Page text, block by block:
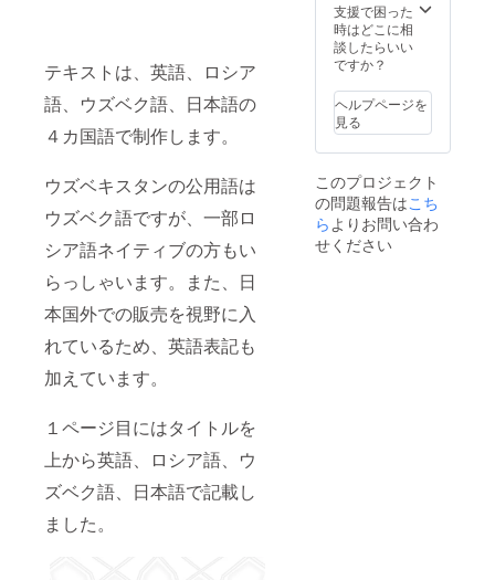
テキストは、英語、ロシア
語、ウズベク語、日本語の
４カ国語で制作します。
ウズベキスタンの公用語は
ウズベク語ですが、一部ロ
シア語ネイティブの方もい
らっしゃいます。また、日
本国外での販売を視野に入
れているため、英語表記も
加えています。
１ページ目にはタイトルを
上から英語、ロシア語、ウ
ズベク語、日本語で記載し
ました。
支援で困った
時はどこに相
談したらいい
ですか？
ヘルプページを
見る
このプロジェクト
の問題報告はこち
らよりお問い合わ
せください